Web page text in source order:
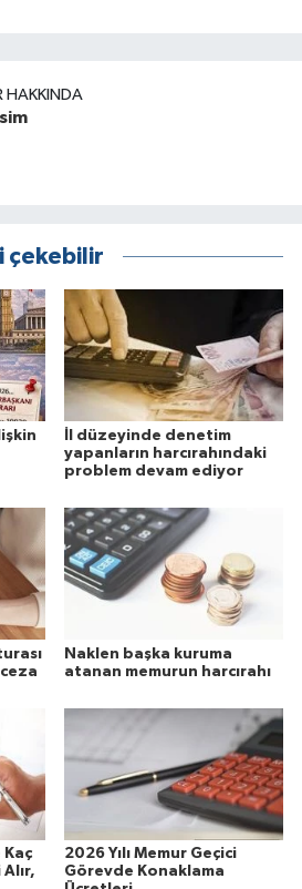
HAKKINDA
çekebilir
İl düzeyinde denetim
yapanların harcırahındaki
problem devam ediyor
Naklen başka kuruma
atanan memurun harcırahı
Kaç
2026 Yılı Memur Geçici
Görevde Konaklama